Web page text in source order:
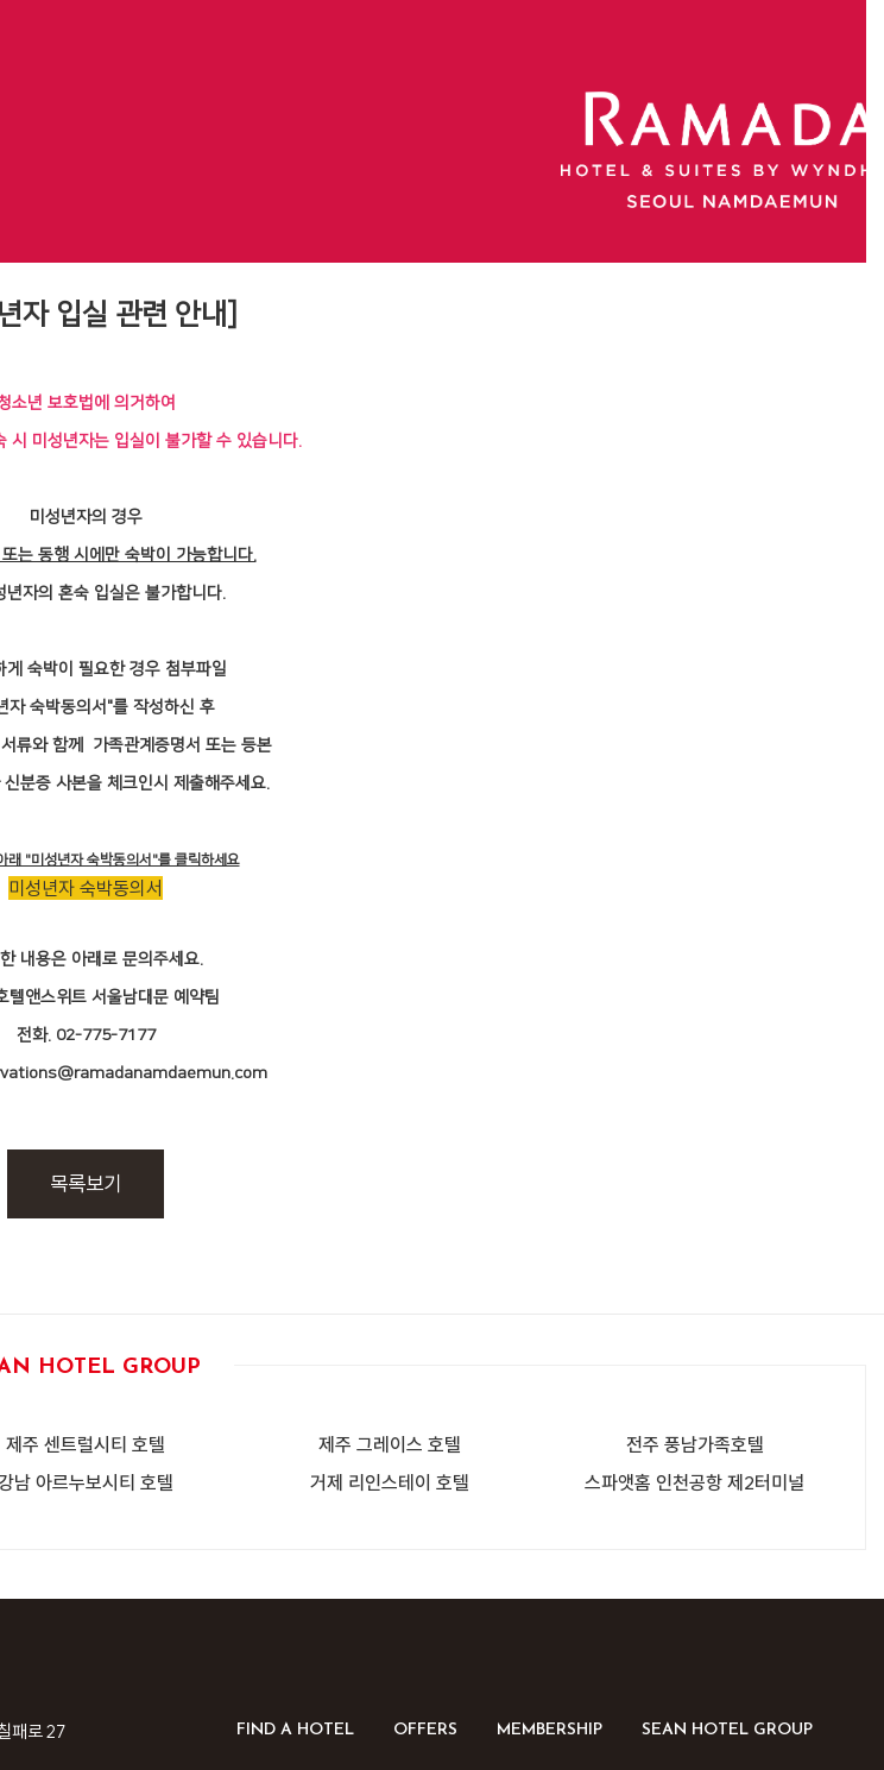
자 입실 관련 안내]
소년 보호법에 의거하여
시 미성년자는 입실이 불가할 수 있습니다.
미성년자의 경우
는 동행 시에만 숙박이 가능합니다.
년자의 혼숙 입실은 불가합니다.
게 숙박이 필요한 경우 첨부파일
자 숙박동의서"를 작성하신 후
류와 함께 가족관계증명서 또는 등본
분증 사본을 체크인시 제출해주세요.
래 "미성년자 숙박동의서"를 클릭하세요
미성년자 숙박동의서
내용은 아래로 문의주세요.
텔앤스위트 서울남대문 예약팀
전화. 02-775-7177
목록보기
HOTEL GROUP
제주 센트럴시티 호텔 제주 그레이스 호텔
전주 풍남가족호텔
남 아르누보시티 호텔 거제 리인스테이 호텔 스파앳홈 인천공항 제2터미널
패로 27 FIND A HOTEL OFFERS MEMBERSHIP SEAN HOTEL GROUP